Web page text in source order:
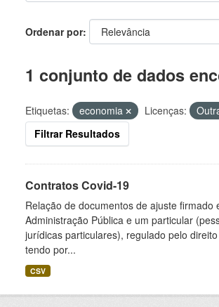
Ordenar por
1 conjunto de dados
Etiquetas: economia Licenças:
Filtrar Resultados
Contratos Covid-19
Relação de documentos de ajuste firmado
Administração Pública e um particular
jurídicas particulares), regulado pelo
tendo por...
CSV